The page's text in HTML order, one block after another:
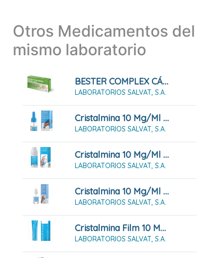
Otros Medicamentos del
mismo laboratorio
BESTER COMPLEX CÁPSULAS DURAS, 30 CÁPSULAS
LABORATORIOS SALVAT, S.A.
Cristalmina 10 Mg/ml Solución Cutánea, 25 Ml
LABORATORIOS SALVAT, S.A.
Cristalmina 10 Mg/ml Solución Para Pulverización Cutánea, 125 Ml
LABORATORIOS SALVAT, S.A.
Cristalmina 10 Mg/ml Solución Para Pulverización Cutánea, 25 Ml
LABORATORIOS SALVAT, S.A.
Cristalmina Film 10 Mg/g Gel, Tubo De 30 G
LABORATORIOS SALVAT, S.A.